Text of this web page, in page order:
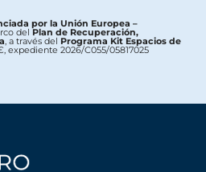
por la Unión Europea –
del Plan de Recuperación,
, a través del Programa Kit Espacios de
expediente 2026/C055/05817025